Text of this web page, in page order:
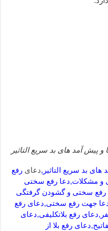
پیش آمد های بد سریع التاثیر
بد سریع التاثیر,دعای رفع
و مشکلات,دعا رفع سختی
رفع سختی و گشودن گرفتگی
جهت رفع سختی,دعای رفع
رفع بلاتکلیفی,دعای
رفع بلا از